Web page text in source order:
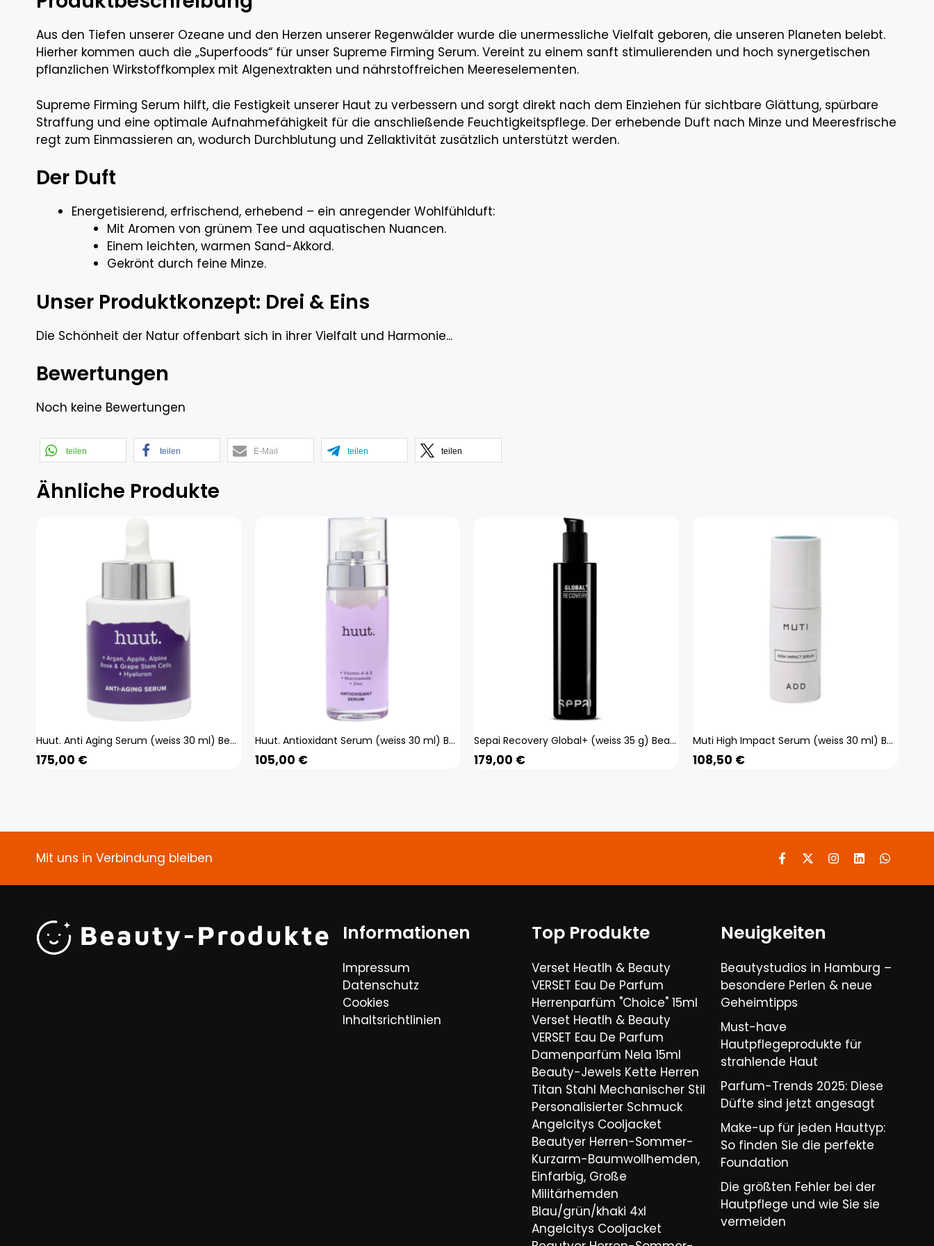
Aus den Tiefen unserer Ozeane und den Herzen unserer Regenwälder wurde die unermessliche Vielfalt geboren, die unseren Planeten belebt.
Hierher kommen auch die „Superfoods“ für unser Supreme Firming Serum. Vereint zu einem sanft stimulierenden und hoch synergetischen
pflanzlichen Wirkstoffkomplex mit Algenextrakten und nährstoffreichen Meereselementen.
Supreme Firming Serum hilft, die Festigkeit unserer Haut zu verbessern und sorgt direkt nach dem Einziehen für sichtbare Glättung, spürbare
Straffung und eine optimale Aufnahmefähigkeit für die anschließende Feuchtigkeitspflege. Der erhebende Duft nach Minze und Meeresfrische
regt zum Einmassieren an, wodurch Durchblutung und Zellaktivität zusätzlich unterstützt werden.
Der Duft
Energetisierend, erfrischend, erhebend – ein anregender Wohlfühlduft:
Mit Aromen von grünem Tee und aquatischen Nuancen.
Einem leichten, warmen Sand-Akkord.
Gekrönt durch feine Minze.
Unser Produktkonzept: Drei & Eins
Die Schönheit der Natur offenbart sich in ihrer Vielfalt und Harmonie...
Bewertungen
Noch keine Bewertungen
teilen teilen E-Mail teilen teilen
Ähnliche Produkte
Huut. Anti Aging Serum (weiss 30 ml) Beauty, Gesicht, Gesichtspflege,
175,00 €
Huut. Antioxidant Serum (weiss 30 ml) Beauty, Gesicht, Gesichtspflege,
105,00 €
Sepai Recovery Global+ (weiss 35 g) Beauty, Gesicht, Gesichtspflege, Creme
179,00 €
Muti High Impact Serum (weiss 30 ml) Beauty, Gesicht, Gesichtspflege,
108,50 €
Mit uns in Verbindung bleiben
Informationen
Impressum
Datenschutz
Cookies
Inhaltsrichtlinien
Top Produkte
Verset Heatlh & Beauty
VERSET Eau De Parfum
Herrenparfüm "Choice" 15ml
Verset Heatlh & Beauty
VERSET Eau De Parfum
Damenparfüm Nela 15ml
Beauty-Jewels Kette Herren
Titan Stahl Mechanischer Stil
Personalisierter Schmuck
Angelcitys Cooljacket
Beautyer Herren-Sommer-
Kurzarm-Baumwollhemden,
Einfarbig, Große
Militärhemden
Blau/grün/khaki 4xl
Angelcitys Cooljacket
Neuigkeiten
Beautystudios in Hamburg –
besondere Perlen & neue
Geheimtipps
Must-have
Hautpflegeprodukte für
strahlende Haut
Parfum-Trends 2025: Diese
Düfte sind jetzt angesagt
Make-up für jeden Hauttyp:
So finden Sie die perfekte
Foundation
Die größten Fehler bei der
Hautpflege und wie Sie sie
vermeiden